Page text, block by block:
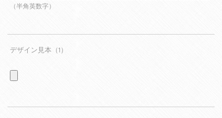
（半角英数字）
デザイン見本（1）